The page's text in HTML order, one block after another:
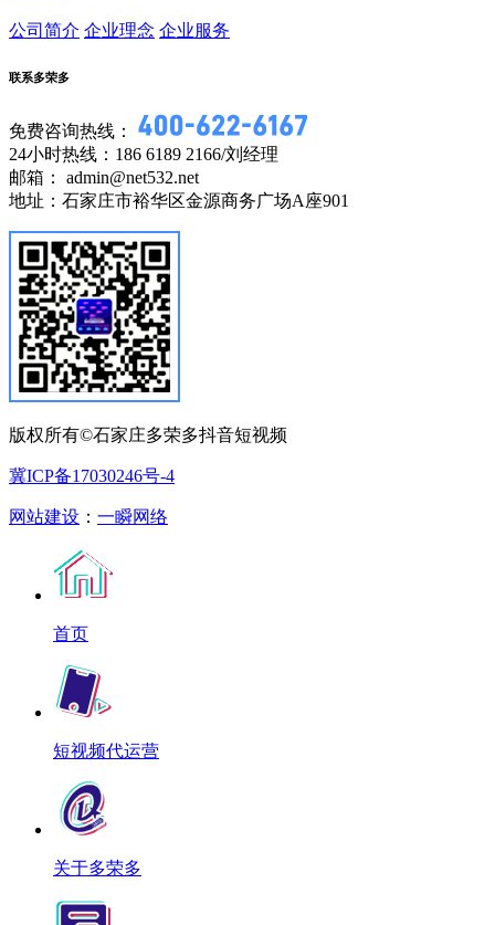
公司简介 企业理念 企业服务
联系多荣多
免费咨询热线：
24小时热线：186 6189 2166/刘经理
邮箱： admin@net532.net
地址：石家庄市裕华区金源商务广场A座901
版权所有©石家庄多荣多抖音短视频
冀ICP备17030246号-4
网站建设 ： 一瞬网络
首页
短视频代运营
关于多荣多